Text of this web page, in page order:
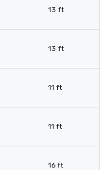
13 ft
13 ft
11 ft
11 ft
16 ft